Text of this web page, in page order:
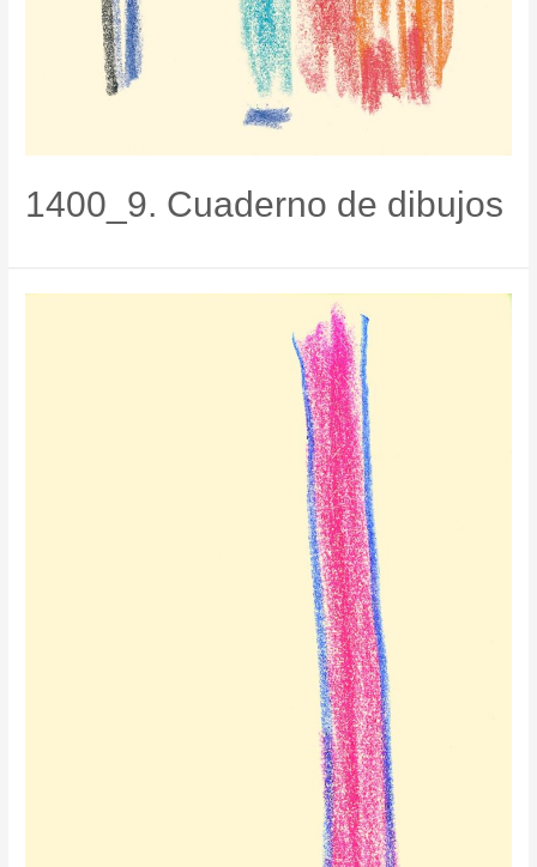
1400_9. Cuaderno de dibujos